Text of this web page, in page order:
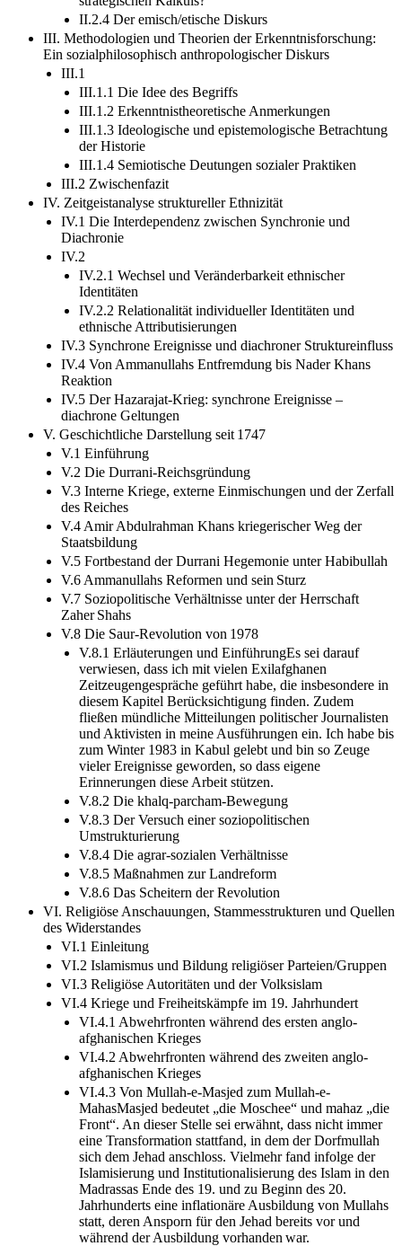
II.2.4 Der emisch/etische Diskurs
III. Methodologien und Theorien der Erkenntnisforschung:
Ein sozialphilosophisch anthropologischer Diskurs
III.1
III.1.1 Die Idee des Begriffs
III.1.2 Erkenntnistheoretische Anmerkungen
III.1.3 Ideologische und epistemologische Betrachtung
der Historie
III.1.4 Semiotische Deutungen sozialer Praktiken
III.2 Zwischenfazit
IV. Zeitgeistanalyse struktureller Ethnizität
IV.1 Die Interdependenz zwischen Synchronie und
Diachronie
IV.2
IV.2.1 Wechsel und Veränderbarkeit ethnischer
Identitäten
IV.2.2 Relationalität individueller Identitäten und
ethnische Attributisierungen
IV.3 Synchrone Ereignisse und diachroner Struktureinfluss
IV.4 Von Ammanullahs Entfremdung bis Nader Khans
Reaktion
IV.5 Der Hazarajat-Krieg: synchrone Ereignisse –
diachrone Geltungen
V. Geschichtliche Darstellung seit 1747
V.1 Einführung
V.2 Die Durrani-Reichsgründung
V.3 Interne Kriege, externe Einmischungen und der Zerfall
des Reiches
V.4 Amir Abdulrahman Khans kriegerischer Weg der
Staatsbildung
V.5 Fortbestand der Durrani Hegemonie unter Habibullah
V.6 Ammanullahs Reformen und sein Sturz
V.7 Soziopolitische Verhältnisse unter der Herrschaft
Zaher Shahs
V.8 Die Saur-Revolution von 1978
V.8.1 Erläuterungen und EinführungEs sei darauf
verwiesen, dass ich mit vielen Exilafghanen
Zeitzeugengespräche geführt habe, die insbesondere in
diesem Kapitel Berücksichtigung finden. Zudem
fließen mündliche Mitteilungen politischer Journalisten
und Aktivisten in meine Ausführungen ein. Ich habe bis
zum Winter 1983 in Kabul gelebt und bin so Zeuge
vieler Ereignisse geworden, so dass eigene
Erinnerungen diese Arbeit stützen.
V.8.2 Die khalq-parcham-Bewegung
V.8.3 Der Versuch einer soziopolitischen
Umstrukturierung
V.8.4 Die agrar-sozialen Verhältnisse
V.8.5 Maßnahmen zur Landreform
V.8.6 Das Scheitern der Revolution
VI. Religiöse Anschauungen, Stammesstrukturen und Quellen
des Widerstandes
VI.1 Einleitung
VI.2 Islamismus und Bildung religiöser Parteien/Gruppen
VI.3 Religiöse Autoritäten und der Volksislam
VI.4 Kriege und Freiheitskämpfe im 19. Jahrhundert
VI.4.1 Abwehrfronten während des ersten anglo-
afghanischen Krieges
VI.4.2 Abwehrfronten während des zweiten anglo-
afghanischen Krieges
VI.4.3 Von Mullah-e-Masjed zum Mullah-e-
MahasMasjed bedeutet „die Moschee“ und mahaz „die
Front“. An dieser Stelle sei erwähnt, dass nicht immer
eine Transformation stattfand, in dem der Dorfmullah
sich dem Jehad anschloss. Vielmehr fand infolge der
Islamisierung und Institutionalisierung des Islam in den
Madrassas Ende des 19. und zu Beginn des 20.
Jahrhunderts eine inflationäre Ausbildung von Mullahs
statt, deren Ansporn für den Jehad bereits vor und
während der Ausbildung vorhanden war.